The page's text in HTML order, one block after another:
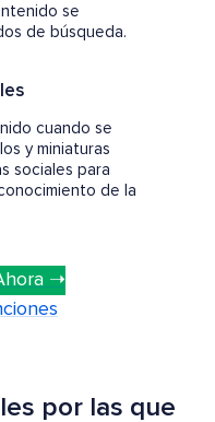
se
de búsqueda.
cuando se
y miniaturas
sociales para
de la
➝
por las que